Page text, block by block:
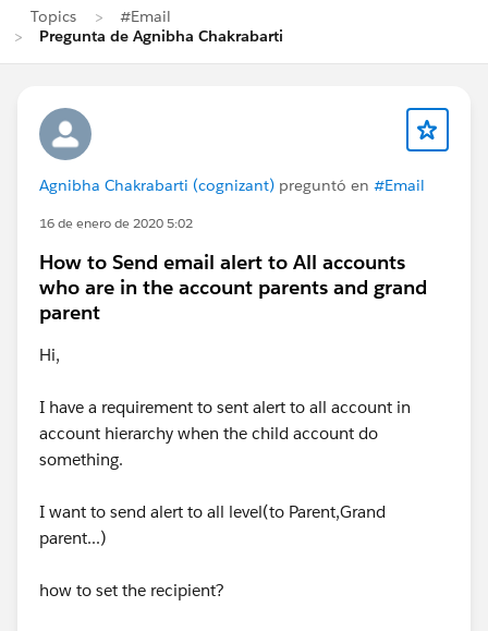
Topics
#Email
Pregunta de Agnibha Chakrabarti
Agnibha Chakrabarti (cognizant) preguntó en #Email
16 de enero de 2020 5:02
How to Send email alert to All accounts
who are in the account parents and grand
parent
Hi,
I have a requirement to sent alert to all account in
account hierarchy when the child account do
something.
I want to send alert to all level(to Parent,Grand
parent...)
how to set the recipient?